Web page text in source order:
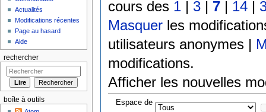
cours des 1 | 3 | 7 | 14 |
Masquer les
utilisateurs anonymes |
modifications.
Afficher les nouvelles
Espace de
Actualités
Modifications récentes
Page au hasard
Aide
rechercher
boîte à outils